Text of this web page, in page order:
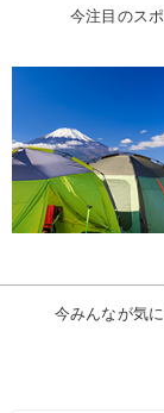
今注目のス
今みんなが気